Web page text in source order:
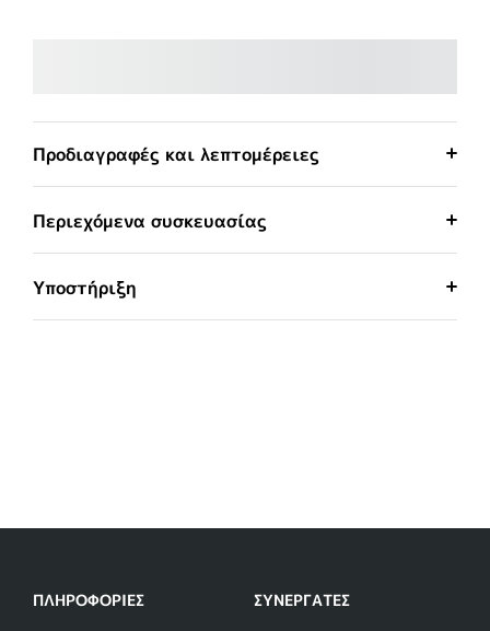
Προδιαγραφές και λεπτομέρειες
Περιεχόμενα συσκευασίας
Υποστήριξη
ΠΛΗΡΟΦΟΡΊΕΣ ΣΥΝΕΡΓΆΤΕΣ